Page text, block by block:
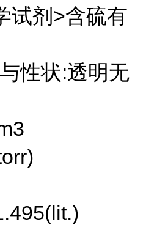
试剂>含硫有
性状:透明无